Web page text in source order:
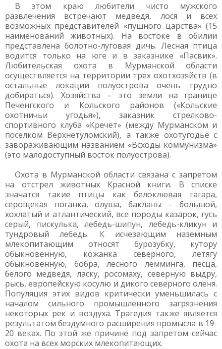
В этом краю любители чисто мужского
развлечения встречают медведя, лося и всех
возможных представителей «пушного царства» (15
наименований животных). На востоке в обилии
представлена болотно-луговая дичь. Лесная птица
водится только на юге и в заказнике «Пасвик».
Любительская охота в Мурманской области
осуществляется на территории трех охотхозяйств (в
остальные локации полуострова очень трудно
добираться). Хозяйства – это земли на границе
Печенгского и Кольского районов («Кольские
охотничьи угодья»), заказник стрелково-
спортивного клуба «Кречет» (между Мурманском и
поселком Верхнетуломский), а также охотугодье с
завораживающим названием «Всходы коммунизма»
(это малодоступный восток полуострова).
Охота в Мурманской области связана с запретом
на отстрел животных Красной книги. В списке
значатся такие птицы как белоклювая гагара,
серощекая поганка, олуша, бакланы – большой,
хохлатый и атлантический, все породы казарок, гусь
серый, пискулька, лебедь-шипун, лебедь-кликун и
тундровый лебедь. К исчезающим наземным
млекопитающим относят бурозубку, кутору
обыкновенную, кожанка северного, летягу
обыкновенную, бобра, лесного лемминга, песца,
белого медведя, ласку, росомаху, северную выдру,
рысь, европейскую косулю и дикого северного оленя.
Популяция этих видов критически уменьшилась с
началом сильного промышленного загрязнения
некоторых рек и воздуха. Трагедия также является
результатом бездумного расширения промысла в 19-
20 веках. По этой же причине под запретом сейчас
охота на всех морских млекопитающих.